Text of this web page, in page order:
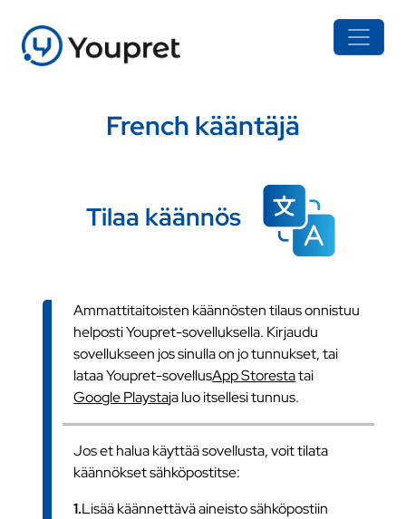
French kääntäjä
Tilaa käännös
Ammattitaitoisten käännösten tilaus onnistuu
helposti Youpret-sovelluksella. Kirjaudu
sovellukseen jos sinulla on jo tunnukset, tai
lataa Youpret-sovellusApp Storestatai
Google Playstaja luo itsellesi tunnus.
Jos et halua käyttää sovellusta, voit tilata
käännökset sähköpostitse:
1.Lisää käännettävä aineisto sähköpostiin